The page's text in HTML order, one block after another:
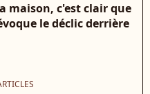
maison, c'est clair que
le déclic derrière